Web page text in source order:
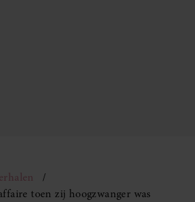
toen zij hoogzwanger was